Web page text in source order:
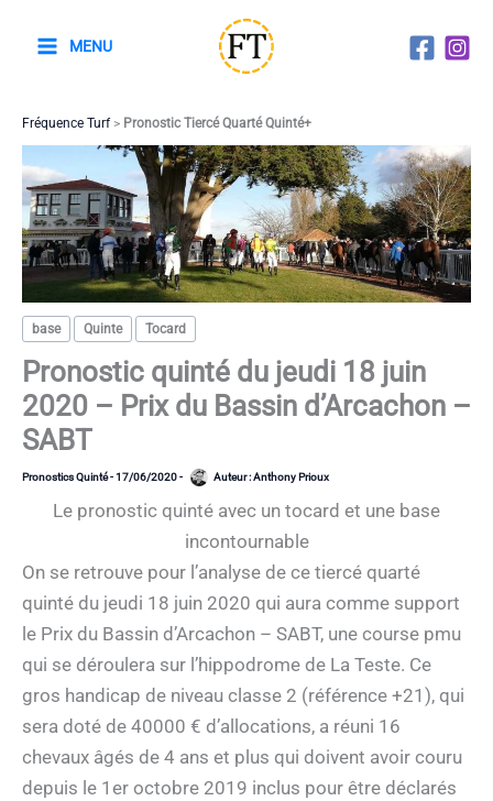
MENU
Fréquence Turf> Pronostic Tiercé Quarté Quinté+
base Quinte Tocard
Pronostic quinté du jeudi 18 juin
2020 – Prix du Bassin d’Arcachon –
SABT
Pronostics Quinté-17/06/2020- Auteur :Anthony Prioux
Le pronostic quinté avec un tocard et une base
incontournable
On se retrouve pour l’analyse de ce tiercé quarté
quinté du jeudi 18 juin 2020 qui aura comme support
le Prix du Bassin d’Arcachon – SABT, une course pmu
qui se déroulera sur l’hippodrome de La Teste. Ce
gros handicap de niveau classe 2 (référence +21), qui
sera doté de 40000 € d’allocations, a réuni 16
chevaux âgés de 4 ans et plus qui doivent avoir couru
depuis le 1er octobre 2019 inclus pour être déclarés